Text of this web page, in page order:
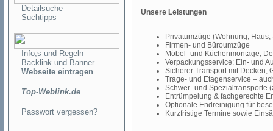
Detailsuche
Suchtipps
Info,s und Regeln
Backlink und Banner
Webseite eintragen
Top-Weblink.de
Passwort vergessen?
Unsere Leistungen
Privatumzüge (Wohnung,
Firmen- und Büroumzüge
Möbel- und Küchenmontage,
Verpackungsservice: Ein- und
Sicherer Transport mit Decken,
Trage- und Etagenservice –
Schwer- und Spezialtransporte
Entrümpelung & fachgerechte
Optionale Endreinigung für
Kurzfristige Termine sowie